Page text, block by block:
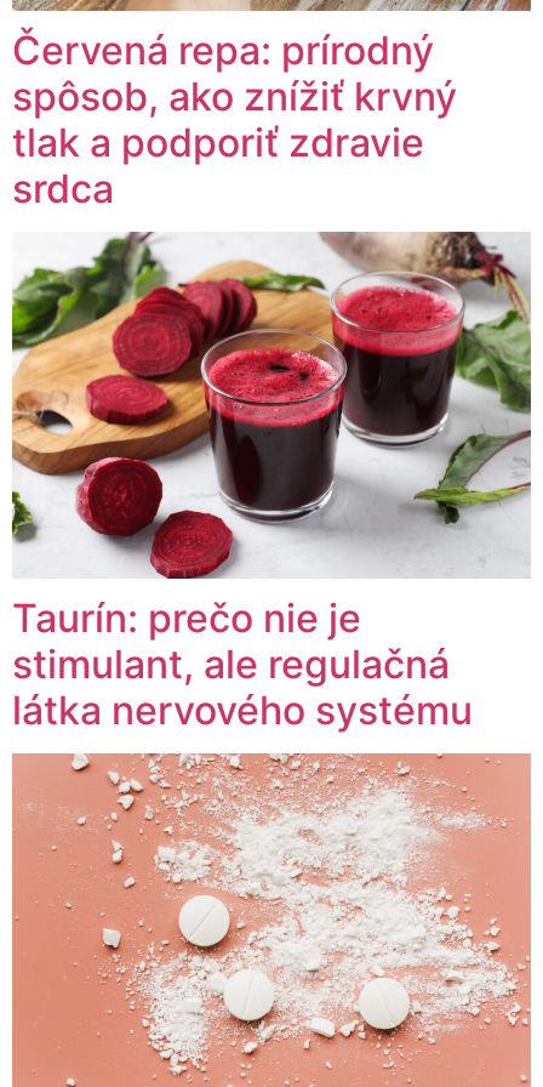
Červená repa: prírodný
spôsob, ako znížiť krvný
tlak a podporiť zdravie
srdca
Taurín: prečo nie je
stimulant, ale regulačná
látka nervového systému